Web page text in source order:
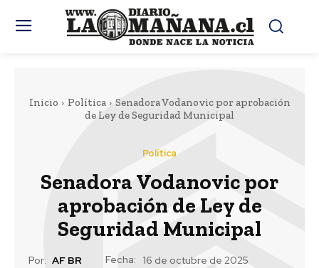
Inicio Política
Senadora Vodanovic por aprobación
de Ley de Seguridad Municipal
Política
Senadora Vodanovic por
aprobación de Ley de
Seguridad Municipal
Por: AF BR Fecha: 16 de octubre de 2025